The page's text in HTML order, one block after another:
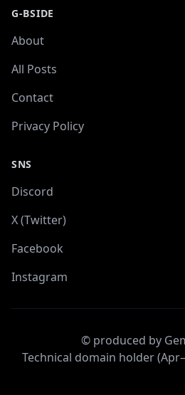
G-BSIDE
About
All Posts
Contact
Privacy Policy
SNS
Discord
X (Twitter)
Facebook
Instagram
© produced by
Technical domain holder